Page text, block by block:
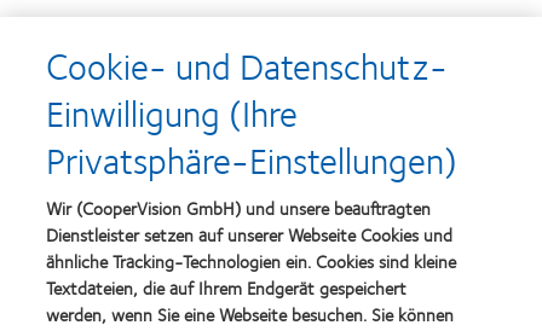
Auszeichnungen
Learn
more
about
Top-
Arbeitgeber
more
about
Silmo
d’Or-
Preis
für
das
beste
Learn
more
about
Learn
more
Cookie- und Datenschutz-
Einwilligung (Ihre
Privatsphäre-Einstellungen)
Wir (CooperVision GmbH) und unsere beauftragten
Dienstleister setzen auf unserer Webseite Cookies und
ähnliche Tracking-Technologien ein. Cookies sind kleine
Textdateien, die auf Ihrem Endgerät gespeichert
werden, wenn Sie eine Webseite besuchen. Sie können